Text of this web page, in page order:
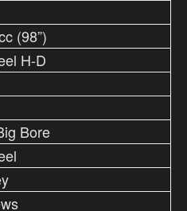
(98”)
H-D
Bore